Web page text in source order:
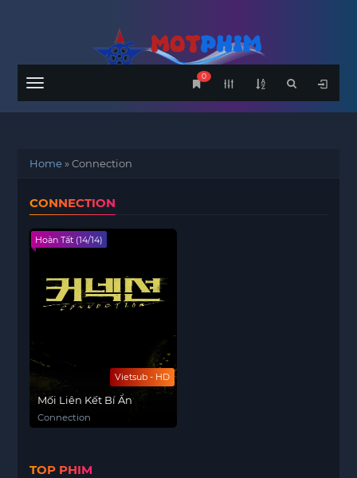
Menu
0
Home»Connection
CONNECTION
Vietsub - HD
Hoàn Tất (14/14)
Mối Liên Kết Bí Ẩn
Connection
TOP PHIM